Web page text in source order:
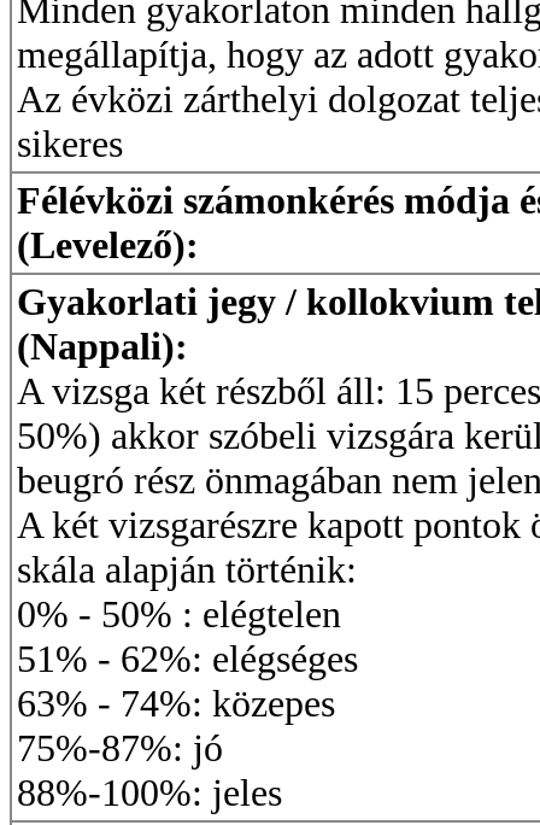
Minden gyakorlaton minden
megállapítja, hogy az adott
Az évközi zárthelyi dolgozat
sikeres
Félévközi számonkérés módja
(Levelező):
Gyakorlati jegy / kollokvium
(Nappali):
A vizsga két részből áll: 15
50%) akkor szóbeli vizsgára
beugró rész önmagában nem
A két vizsgarészre kapott pontok
skála alapján történik:
0% - 50% : elégtelen
51% - 62%: elégséges
63% - 74%: közepes
75%-87%: jó
88%-100%: jeles